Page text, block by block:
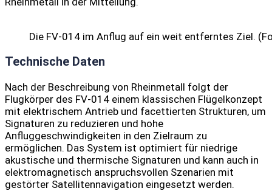
Die FV-014 im Anflug auf ein weit entferntes Ziel.
Technische Daten
Nach der Beschreibung von Rheinmetall folgt der
Flugkörper des FV-014 einem klassischen Flügelkonzept
mit elektrischem Antrieb und facettierten Strukturen, um
Signaturen zu reduzieren und hohe
Anfluggeschwindigkeiten in den Zielraum zu
ermöglichen. Das System ist optimiert für niedrige
akustische und thermische Signaturen und kann auch in
elektromagnetisch anspruchsvollen Szenarien mit
gestörter Satellitennavigation eingesetzt werden.